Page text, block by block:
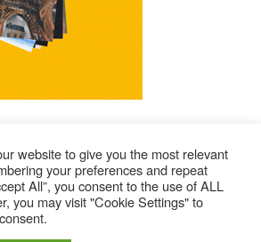
Kontakt
Alle Ausgaben Lesen
website to give you the most relevant
your preferences and repeat
All”, you consent to the use of ALL
you may visit "Cookie Settings" to